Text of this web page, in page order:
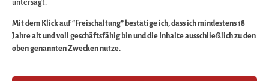
schauen Sie bald
wieder vorbei!
untersagt.
Mit dem Klick auf “Freischaltung” bestätige ich, dass ich mindestens 18
Jahre alt und voll geschäftsfähig bin und die Inhalte ausschließlich zu den
oben genannten Zwecken nutze.